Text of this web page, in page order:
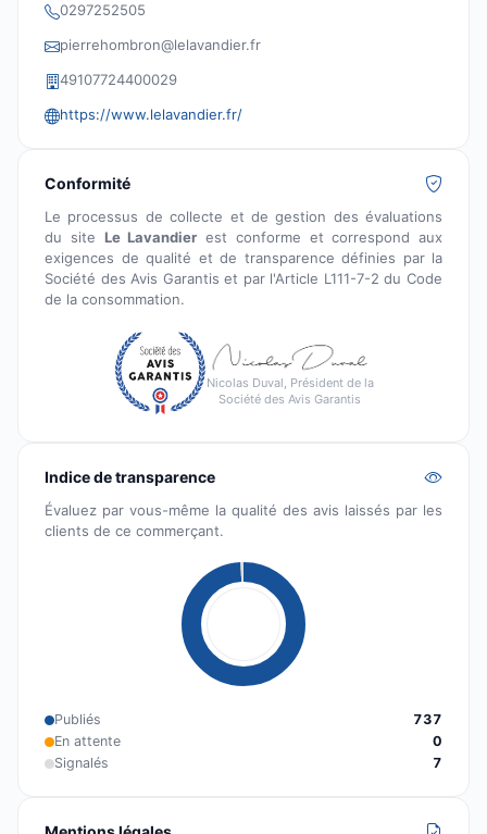
0297252505
pierrehombron@lelavandier.fr
49107724400029
https://www.lelavandier.fr/
Conformité
Le processus de collecte et de gestion des évaluations
du site Le Lavandier est conforme et correspond aux
exigences de qualité et de transparence définies par la
Société des Avis Garantis et par l'Article L111-7-2 du Code
de la consommation.
Nicolas Duval, Président de la
Société des Avis Garantis
Indice de transparence
Évaluez par vous-même la qualité des avis laissés par les
clients de ce commerçant.
Publiés
737
En attente
0
Signalés
7